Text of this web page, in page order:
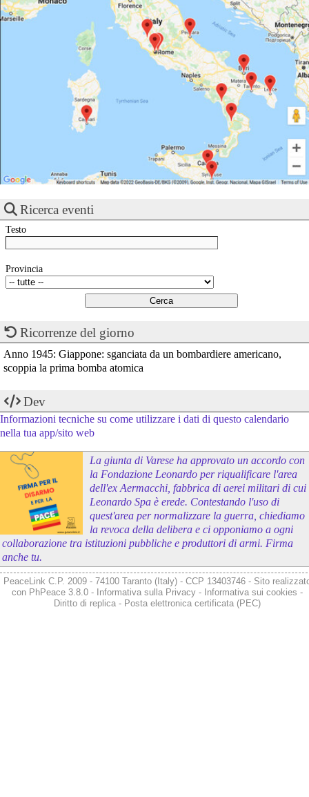
Ricerca eventi
Testo
Provincia
Ricorrenze del giorno
Anno 1945: Giappone: sganciata da un bombardiere americano,
scoppia la prima bomba atomica
Dev
Informazioni tecniche su come utilizzare i dati di questo calendario
nella tua app/sito web
La giunta di Varese ha approvato un accordo con
la Fondazione Leonardo per riqualificare l'area
dell'ex Aermacchi, fabbrica di aerei militari di cui
Leonardo Spa è erede. Contestando l'uso di
quest'area per normalizzare la guerra, chiediamo
la revoca della delibera e ci opponiamo a ogni
collaborazione tra istituzioni pubbliche e produttori di armi. Firma
anche tu.
PeaceLink C.P. 2009 - 74100 Taranto (Italy) - CCP 13403746 - Sito
con PhPeace 3.8.0- Informativa sulla Privacy- Informativa sui cookies -
Diritto di replica- Posta elettronica certificata (PEC)